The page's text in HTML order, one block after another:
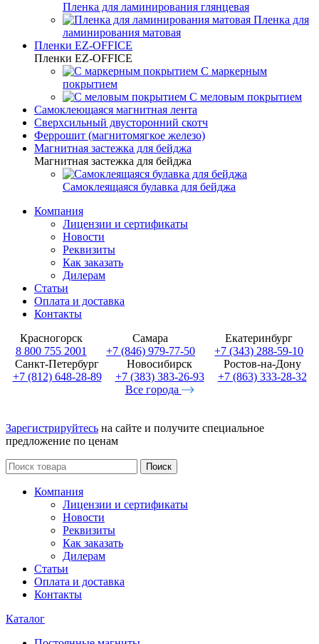
Пленка для ламинирования глянцевая
Пленка для
ламинирования матовая
Пленки EZ-OFFICE
Пленки EZ-OFFICE
С маркерным
покрытием
С меловым покрытием
Самоклеющаяся магнитная лента
Сверхсильный двусторонний скотч
Феррошит (магнитомягкое железо)
Магнитная застежка для бейджа
Магнитная застежка для бейджа
Самоклеящаяся булавка для бейджа
Компания
Лицензии и сертификаты
Новости
Реквизиты
Как заказать
Дилерам
Статьи
Оплата и доставка
Контакты
Красногорск
8 800 755 2001
Самара
+7 (846) 979-77-50
Екатеринбург
+7 (343) 288-59-10
Санкт-Петербург
+7 (812) 648-28-89
Новосибирск
+7 (383) 383-26-93
Ростов-на-Дону
+7 (863) 333-28-32
Все города
Зарегистрируйтесь на сайте и получите специальное
предложение по ценам
Поиск
Компания
Лицензии и сертификаты
Новости
Реквизиты
Как заказать
Дилерам
Статьи
Оплата и доставка
Контакты
Каталог